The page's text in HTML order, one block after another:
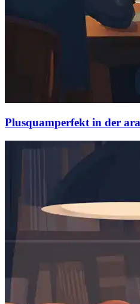
Plusquamperfekt in der